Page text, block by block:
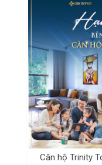
Căn hộ Trinity